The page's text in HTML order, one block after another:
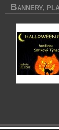
BANNERY,